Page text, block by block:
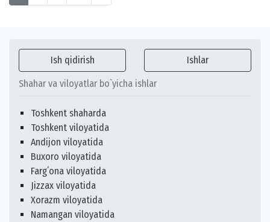
Ish qidirish Ishlar
Shahar va viloyatlar bo`yicha ishlar
Toshkent shaharda
Toshkent viloyatida
Andijon viloyatida
Buxoro viloyatida
Fargʻona viloyatida
Jizzax viloyatida
Xorazm viloyatida
Namangan viloyatida